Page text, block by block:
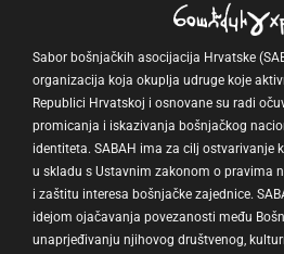
Sabor bošnjačkih asocijacija Hrvatske
organizacija koja okuplja udruge koje
Republici Hrvatskoj i osnovane su radi
promicanja i iskazivanja bošnjačkog
identiteta. SABAH ima za cilj ostvarivanje
u skladu s Ustavnim zakonom o pravima
i zaštitu interesa bošnjačke zajednice.
idejom ojačavanja povezanosti među
unaprjeđivanju njihovog društvenog,